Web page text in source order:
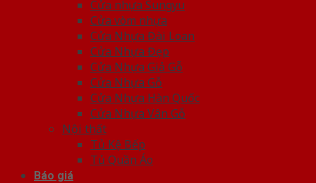
Cửa nhựa Sungyu
Cửa vòm nhựa
Cửa Nhựa Đài Loan
Cửa Nhựa Đẹp
Cửa Nhựa Giả Gỗ
Cửa Nhựa Gỗ
Cửa Nhựa Hàn Quốc
Cửa Nhựa Vân Gỗ
Nội thất
Tủ Kệ Bếp
Tủ Quần Áo
Báo giá